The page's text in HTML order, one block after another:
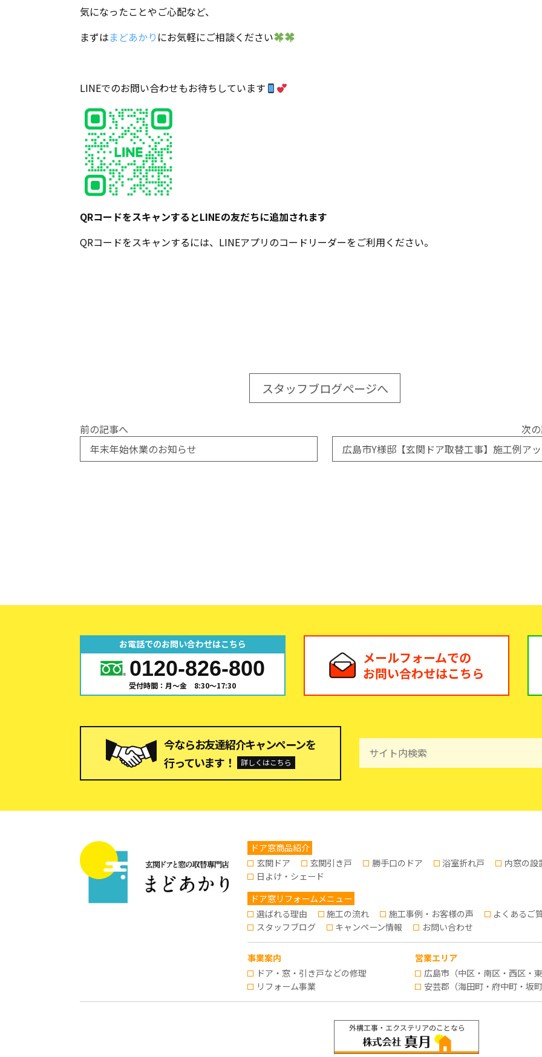
気になったことやご心配など、
まずはまどあかり にお気軽にご相談ください
LINEでのお問い合わせもお待ちしています
QRコードをスキャンするとLINEの友だちに追加されます
QRコードをスキャンするには、LINEアプリのコードリーダーをご利用ください。
スタッフブログページへ
前の記事へ
年末年始休業のお知らせ
次
お電話でのお問い合わせはこちら
0120-826-800
受付時間：月～金 8:30～17:30
メールフォームでの
お問い合わせはこちら
今ならお友達紹介キャンペーンを
行っています！
詳しくはこちら
ドア窓商品紹介
玄関ドア
玄関引き戸 勝手口のドア 浴室折れ戸 内窓の設
日よけ・シェード
ドア窓リフォームメニュー
選ばれる理由
施工の流れ 施工事例・お客様の声 よくあるご
スタッフブログ
キャンペーン情報 お問い合わせ
事業案内
ドア・窓・引き戸などの修理
リフォーム事業
営業エリア
広島市（中区・南区・西区・
安芸郡（海田町・府中町・坂町